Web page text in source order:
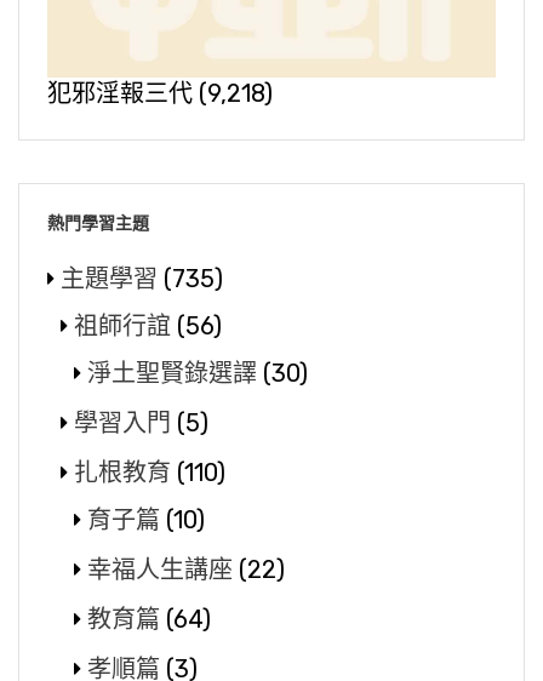
犯邪淫報三代 (9,218)
熱門學習主題
主題學習 (735)
祖師行誼 (56)
淨土聖賢錄選譯 (30)
學習入門 (5)
扎根教育 (110)
育子篇 (10)
幸福人生講座 (22)
教育篇 (64)
孝順篇 (3)